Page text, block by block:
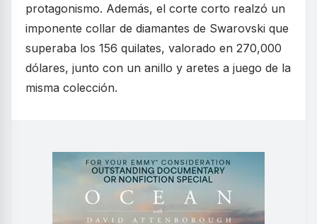
protagonismo. Además, el corte corto realzó un
imponente collar de diamantes de Swarovski que
superaba los 156 quilates, valorado en 270,000
dólares, junto con un anillo y aretes a juego de la
misma colección.